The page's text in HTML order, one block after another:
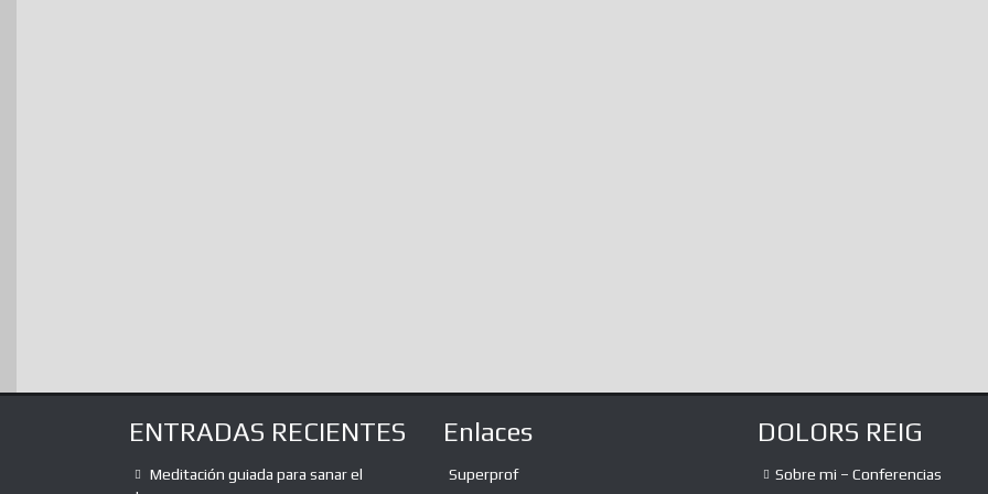
ENTRADAS RECIENTES
Meditación guiada para sanar el
Enlaces
Superprof
DOLORS REIG
Sobre mi – Conferencias